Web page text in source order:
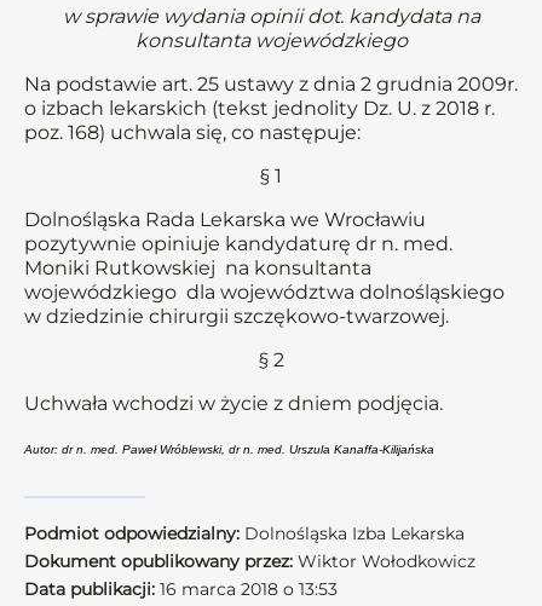
w sprawie wydania opinii dot. kandydata na
konsultanta wojewódzkiego
Na podstawie art. 25 ustawy z dnia 2 grudnia 2009r.
o izbach lekarskich (tekst jednolity Dz. U. z 2018 r.
poz. 168) uchwala się, co następuje:
§ 1
Dolnośląska Rada Lekarska we Wrocławiu
pozytywnie opiniuje kandydaturę dr n. med.
Moniki Rutkowskiej na konsultanta
wojewódzkiego dla województwa dolnośląskiego
w dziedzinie chirurgii szczękowo-twarzowej.
§ 2
Uchwała wchodzi w życie z dniem podjęcia.
Autor: dr n. med. Paweł Wróblewski, dr n. med. Urszula Kanaffa-Kilijańska
Podmiot odpowiedzialny: Dolnośląska Izba Lekarska
Dokument opublikowany przez: Wiktor Wołodkowicz
Data publikacji: 16 marca 2018 o 13:53